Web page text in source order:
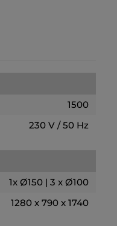
1500
230 V / 50 Hz
1x Ø150 | 3 x Ø100
1280 x 790 x 1740